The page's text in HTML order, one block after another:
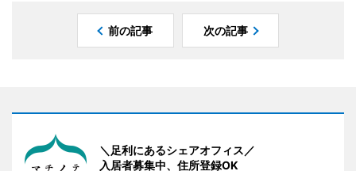
前の記事 次の記事
＼足利にあるシェアオフィス／
入居者募集中、住所登録OK